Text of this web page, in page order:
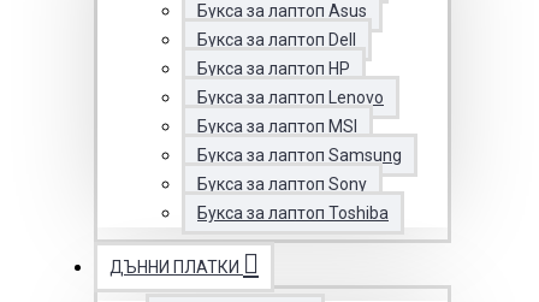
Букса за лаптоп Asus
Букса за лаптоп Dell
Букса за лаптоп HP
Букса за лаптоп Lenovo
Букса за лаптоп MSI
Букса за лаптоп Samsung
Букса за лаптоп Sony
Букса за лаптоп Toshiba
ДЪННИ ПЛАТКИ